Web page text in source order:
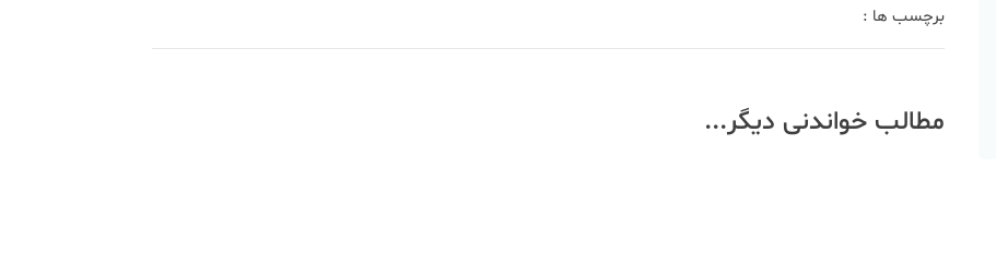
برچسب ها :
مطالب خواندنی دیگر...